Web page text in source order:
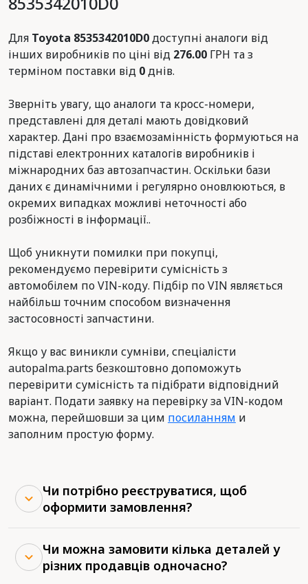
Для Toyota 8535342010D0доступні аналоги від
інших виробників по ціні від 276.00 ГРН та з
терміном поставки від 0днів.
Зверніть увагу, що аналоги та кросс-номери,
представлені для деталі мають довідковий
характер. Дані про взаємозамінність формуються на
підставі електронних каталогів виробників і
міжнародних баз автозапчастин. Оскільки бази
даних є динамічними і регулярно оновлюються, в
окремих випадках можливі неточності або
розбіжності в інформації..
Щоб уникнути помилки при покупці,
рекомендуємо перевірити сумісність з
автомобілем по VIN-коду. Підбір по VIN являється
найбільш точним способом визначення
застосовності запчастини.
Якщо у вас виникли сумніви, спеціалісти
autopalma.parts безкоштовно допоможуть
перевірити сумісність та підібрати відповідний
варіант. Подати заявку на перевірку за VIN-кодом
можна, перейшовши за цим посиланням и
заполним простую форму.
Чи потрібно реєструватися, щоб
оформити замовлення?
Чи можна замовити кілька деталей у
різних продавців одночасно?